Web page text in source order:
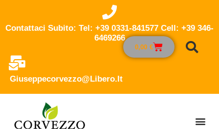
Contattaci Subito: Tel: +39 0331-841577 Cell: +39 346-
6469266
Giuseppecorvezzo@libero.it
0,00 €